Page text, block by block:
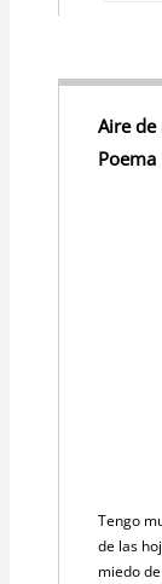
Aire de
Poema
Tengo
de las
miedo